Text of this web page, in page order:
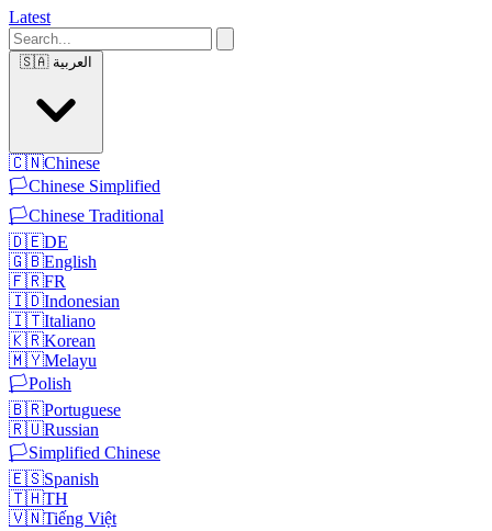
Latest
🇸🇦 العربية
🇨🇳Chinese
🏳️Chinese Simplified
🏳️Chinese Traditional
🇩🇪DE
🇬🇧English
🇫🇷FR
🇮🇩Indonesian
🇮🇹Italiano
🇰🇷Korean
🇲🇾Melayu
🏳️Polish
🇧🇷Portuguese
🇷🇺Russian
🏳️Simplified Chinese
🇪🇸Spanish
🇹🇭TH
🇻🇳Tiếng Việt